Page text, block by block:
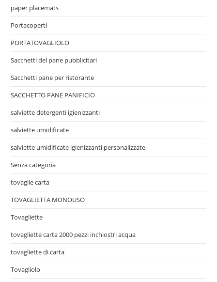
paper placemats
Portacoperti
PORTATOVAGLIOLO
Sacchetti del pane pubblicitari
Sacchetti pane per ristorante
SACCHETTO PANE PANIFICIO
salviette detergenti igienizzanti
salviette umidificate
salviette umidificate igienizzanti personalizzate
Senza categoria
tovaglie carta
TOVAGLIETTA MONOUSO
Tovagliette
tovagliette carta 2000 pezzi inchiostri acqua
tovagliette di carta
Tovagliolo